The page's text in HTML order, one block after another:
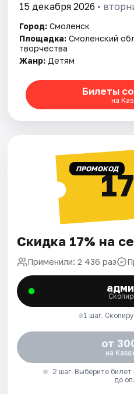
15 декабря 2026 •
Город: Смоленск
Площадка: Смоленский
творчества
Жанр: Детям
Билеты
на
ПРОМОКОД
Скидка 17% на
Применили: 2 436 раз
1 шаг.
от
на
2 шаг. Выберите
до